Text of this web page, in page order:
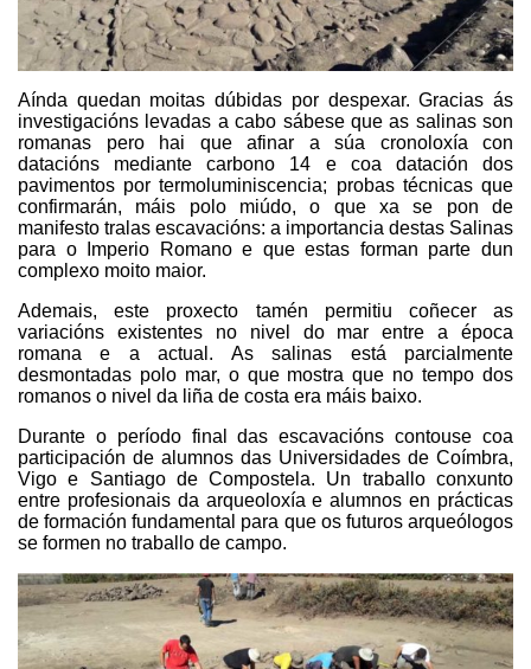
Aínda quedan moitas dúbidas por despexar. Gracias ás
investigacións levadas a cabo sábese que as salinas son
romanas pero hai que afinar a súa cronoloxía con
datacións mediante carbono 14 e coa datación dos
pavimentos por termoluminiscencia; probas técnicas que
confirmarán, máis polo miúdo, o que xa se pon de
manifesto tralas escavacións: a importancia destas Salinas
para o Imperio Romano e que estas forman parte dun
complexo moito maior.
Ademais, este proxecto tamén permitiu coñecer as
variacións existentes no nivel do mar entre a época
romana e a actual. As salinas está parcialmente
desmontadas polo mar, o que mostra que no tempo dos
romanos o nivel da liña de costa era máis baixo.
Durante o período final das escavacións contouse coa
participación de alumnos das Universidades de Coímbra,
Vigo e Santiago de Compostela. Un traballo conxunto
entre profesionais da arqueoloxía e alumnos en prácticas
de formación fundamental para que os futuros arqueólogos
se formen no traballo de campo.